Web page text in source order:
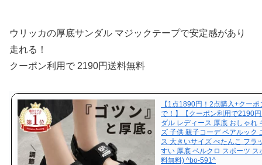
ウリッカの厚底サンダル マジックテープで安定感があり
走れる！
クーポン利用で 2190円送料無料
【1点1890円！2点購入+クーポ
で！】【クーポン利用で2190
ダル レディース 厚底 おしゃれ
ズ 子供 親子コーデ ペアルック
ス 大きいサイズ ぺたんこ フラ
すい 厚底 ベルクロ スポーツ ス
料無料) ^bo-591^